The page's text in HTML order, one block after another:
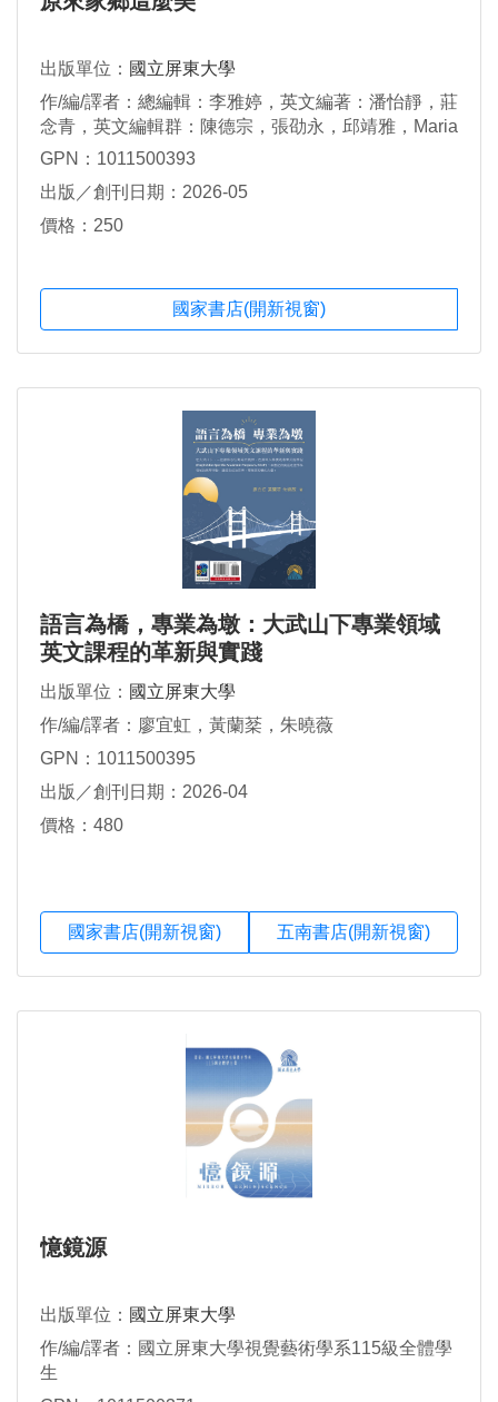
出版單位： 國立屏東大學
作/編/譯者：總編輯：李雅婷，英文編著：潘怡靜，莊
念青，英文編輯群：陳德宗，張劭永，邱靖雅，Maria
Cecilia Dao，英語文稿錄音群：余承叡，詹宜樺，王
GPN：1011500393
出版／創刊日期：2026-05
價格：250
國家書店(開新視窗)
語言為橋，專業為墩：大武山下專業領域
英文課程的革新與實踐
出版單位： 國立屏東大學
作/編/譯者：廖宜虹，黃蘭棻，朱曉薇
GPN：1011500395
出版／創刊日期：2026-04
價格：480
國家書店(開新視窗) 五南書店(開新視窗)
憶鏡源
出版單位： 國立屏東大學
作/編/譯者：國立屏東大學視覺藝術學系115級全體學
生